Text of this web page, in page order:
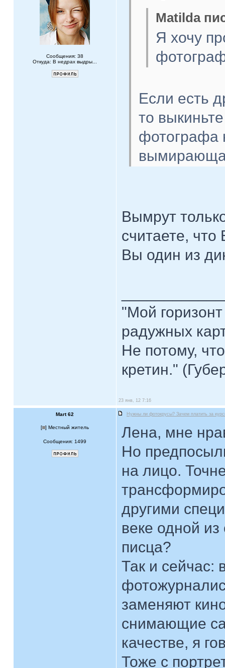
Сообщения: 38
Откуда: В недрах выдры...
Matilda
Я хочу
Если есть
то
фотографа
Вымрут
считаете,
Вы один из
"Мой
радужных
Не потому,
кретин."
23 янв, 12 7:16
Mart 62 Нужны ли фотокрусы? Зачем платить за
[ ] Местный житель
Сообщения: 1499
Лена, мне
Но
на лицо.
другими
веке одной
писца?
Так и сейчас:
заменяют
снимающие
качестве, я
Тоже с